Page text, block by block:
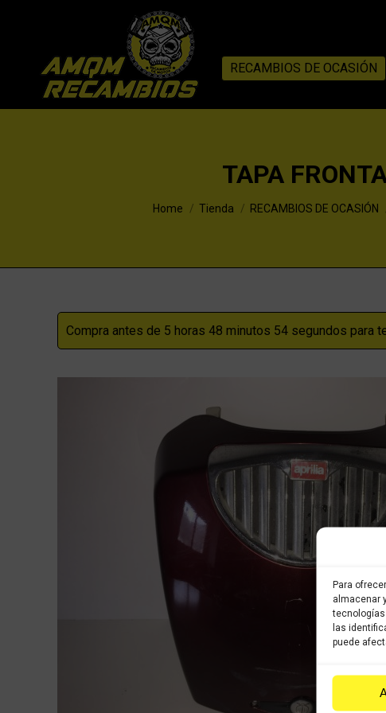
Para
almacenar
las
puede
RECAMBIOS DE OCASIÓN
TAPA
You are here:
Home Tienda RECAMBIOS DE OCASIÓN
Compra antes de 5 horas 48 minutos 54 segundos para